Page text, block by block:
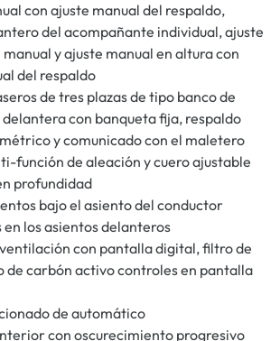
con ajuste manual del respaldo,
del acompañante individual, ajuste
y ajuste manual en altura con
del respaldo
de tres plazas de tipo banco de
con banqueta fija, respaldo
y comunicado con el maletero
función de aleación y cuero ajustable
profundidad
bajo el asiento del conductor
en los asientos delanteros
con pantalla digital, filtro de
de carbón activo controles en pantalla
de automático
con oscurecimiento progresivo